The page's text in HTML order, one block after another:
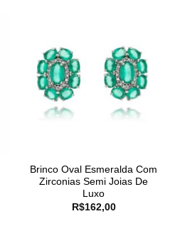
Brinco Oval Esmeralda Com
Zirconias Semi Joias De
Luxo
R$162,00